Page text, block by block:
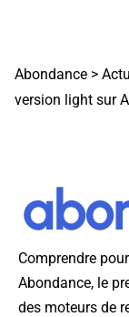
Abondance >
version light sur
Comprendre
Abondance, le
des moteurs de